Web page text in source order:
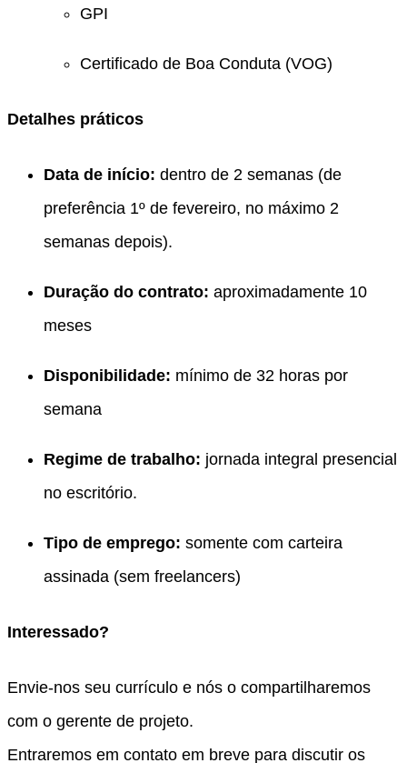
GPI
Certificado de Boa Conduta (VOG)
Detalhes práticos
Data de início: dentro de 2 semanas (de
preferência 1º de fevereiro, no máximo 2
semanas depois).
Duração do contrato: aproximadamente 10
meses
Disponibilidade: mínimo de 32 horas por
semana
Regime de trabalho: jornada integral presencial
no escritório.
Tipo de emprego: somente com carteira
assinada (sem freelancers)
Interessado?
Envie-nos seu currículo e nós o compartilharemos
com o gerente de projeto.
Entraremos em contato em breve para discutir os